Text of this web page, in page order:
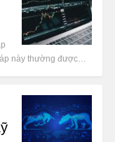
này thường được…